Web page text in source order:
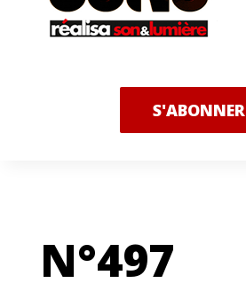
S'ABONNER
N°497